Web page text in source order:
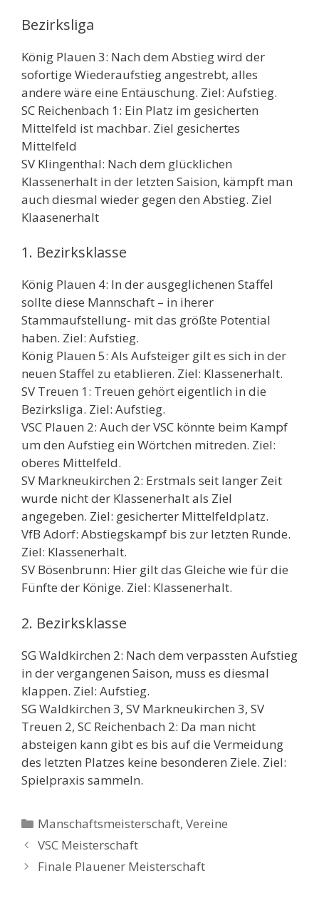
Bezirksliga
König Plauen 3: Nach dem Abstieg wird der
sofortige Wiederaufstieg angestrebt, alles
andere wäre eine Entäuschung. Ziel: Aufstieg.
SC Reichenbach 1: Ein Platz im gesicherten
Mittelfeld ist machbar. Ziel gesichertes
Mittelfeld
SV Klingenthal: Nach dem glücklichen
Klassenerhalt in der letzten Saision, kämpft man
auch diesmal wieder gegen den Abstieg. Ziel
Klaasenerhalt
1. Bezirksklasse
König Plauen 4: In der ausgeglichenen Staffel
sollte diese Mannschaft – in iherer
Stammaufstellung- mit das größte Potential
haben. Ziel: Aufstieg.
König Plauen 5: Als Aufsteiger gilt es sich in der
neuen Staffel zu etablieren. Ziel: Klassenerhalt.
SV Treuen 1: Treuen gehört eigentlich in die
Bezirksliga. Ziel: Aufstieg.
VSC Plauen 2: Auch der VSC könnte beim Kampf
um den Aufstieg ein Wörtchen mitreden. Ziel:
oberes Mittelfeld.
SV Markneukirchen 2: Erstmals seit langer Zeit
wurde nicht der Klassenerhalt als Ziel
angegeben. Ziel: gesicherter Mittelfeldplatz.
VfB Adorf: Abstiegskampf bis zur letzten Runde.
Ziel: Klassenerhalt.
SV Bösenbrunn: Hier gilt das Gleiche wie für die
Fünfte der Könige. Ziel: Klassenerhalt.
2. Bezirksklasse
SG Waldkirchen 2: Nach dem verpassten Aufstieg
in der vergangenen Saison, muss es diesmal
klappen. Ziel: Aufstieg.
SG Waldkirchen 3, SV Markneukirchen 3, SV
Treuen 2, SC Reichenbach 2: Da man nicht
absteigen kann gibt es bis auf die Vermeidung
des letzten Platzes keine besonderen Ziele. Ziel:
Spielpraxis sammeln.
Kategorien
Manschaftsmeisterschaft,Vereine
VSC Meisterschaft
Finale Plauener Meisterschaft